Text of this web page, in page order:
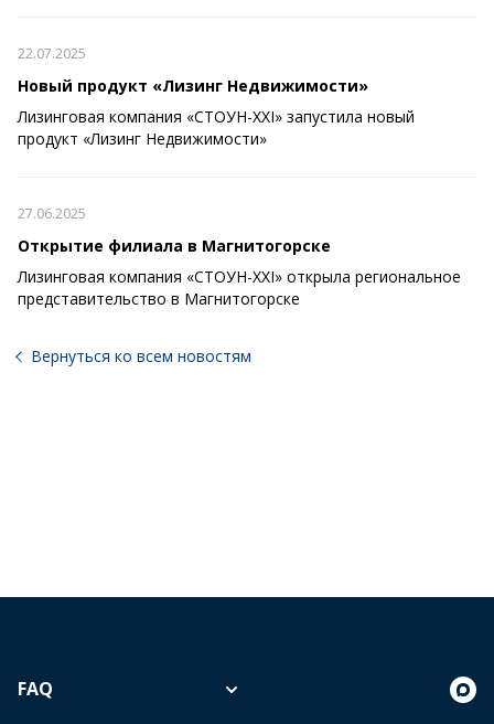
22.07.2025
Новый продукт «Лизинг Недвижимости»
Лизинговая компания «СТОУН-XXI» запустила новый
продукт «Лизинг Недвижимости»
27.06.2025
Открытие филиала в Магнитогорске
Лизинговая компания «СТОУН-XXI» открыла региональное
представительство в Магнитогорске
Вернуться ко всем новостям
FAQ